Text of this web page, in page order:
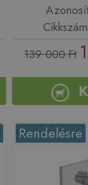
139 000 Ft
Rendelésre